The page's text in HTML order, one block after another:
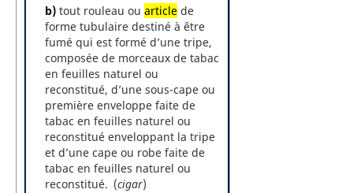
b)tout rouleau ou articlede
forme tubulaire destiné à être
fumé qui est formé d’une tripe,
composée de morceaux de tabac
en feuilles naturel ou
reconstitué, d’une sous-cape ou
première enveloppe faite de
tabac en feuilles naturel ou
reconstitué enveloppant la tripe
et d’une cape ou robe faite de
tabac en feuilles naturel ou
reconstitué. (cigar)